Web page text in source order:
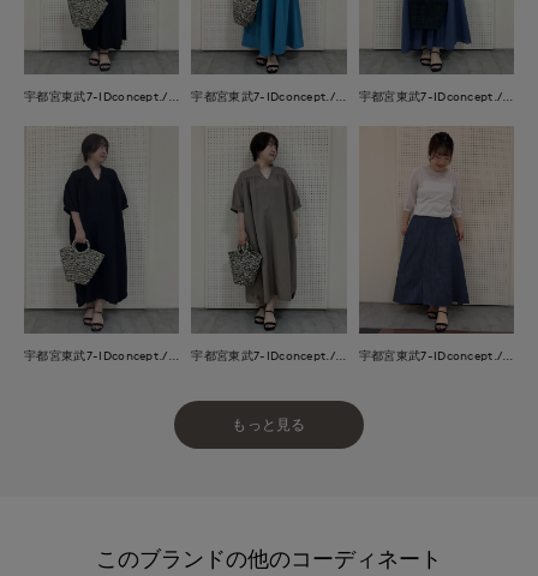
もっと見る
このブランドの他のコーディネート